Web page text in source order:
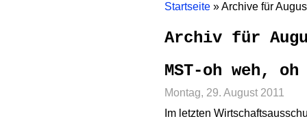
Startseite »Archive für
Archiv für
MST-oh weh, oh
Montag, 29. August 2011
Im letzten